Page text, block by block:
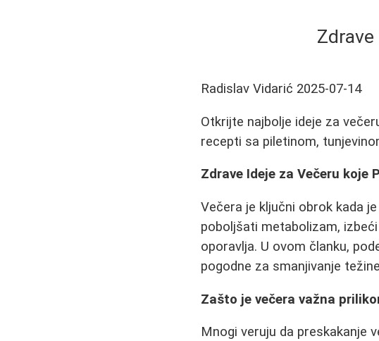
Radislav Vidarić 2025-07-14
Otkrijte najbolje ideje za
recepti sa piletinom,
Zdrave Ideje za Večeru koje
Večera je ključni obrok kada
poboljšati metabolizam,
oporavlja. U ovom članku,
pogodne za smanjivanje
Zašto je večera važna
Mnogi veruju da preskakanje